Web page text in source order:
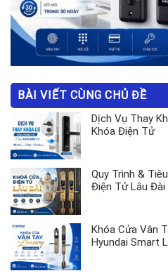
BÀI VIẾT CÙNG CHỦ ĐỀ
Dịch Vụ Thay
Khóa Điện Tử
Quy Trình &
Điện Tử Lâu Đài
Khóa Cửa Vân
Hyundai Smart